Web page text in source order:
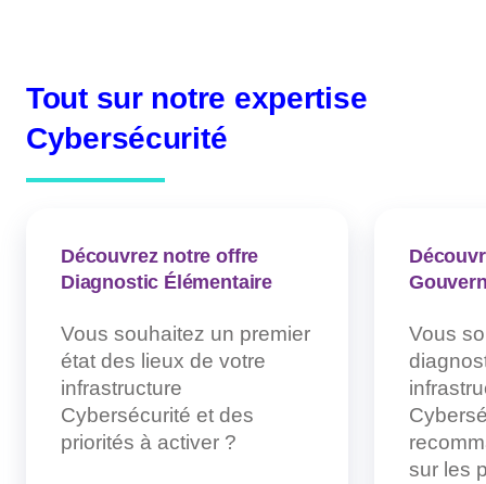
Tout sur notre expertise
Cybersécurité
Découvrez notre offre
Diagnostic Élémentaire
Vous souhaitez un premier
état des lieux de votre
infrastructure
Cybersécurité et des
priorités à activer ?
Vous
sur les